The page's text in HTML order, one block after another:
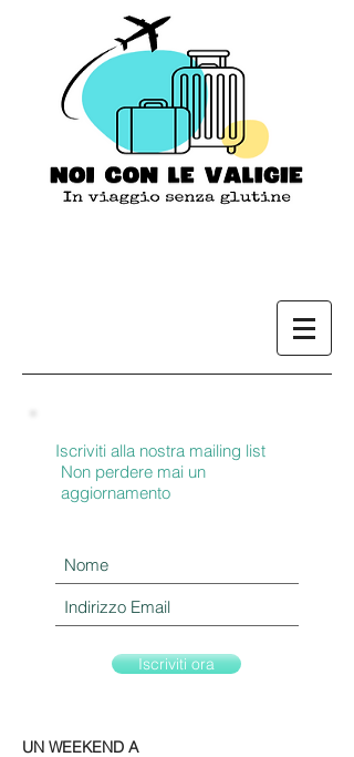
Iscriviti alla nostra mailing list
Non perdere mai un
aggiornamento
Iscriviti ora
UN WEEKEND A